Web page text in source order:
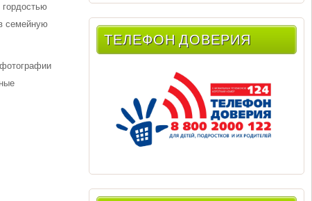
гордостью
семейную
ТЕЛЕФОН ДОВЕРИЯ